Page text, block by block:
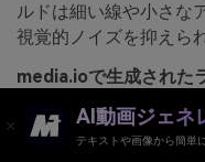
ルドは細い線や小さな
視覚的ノイズを抑えら
media.ioで生成された
AI動画ジェネ
テキストや画像から簡単